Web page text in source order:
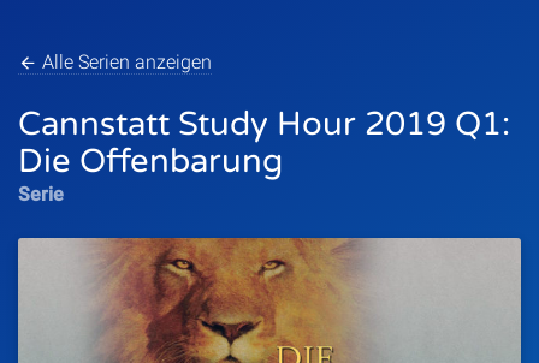
Alle Serien anzeigen
Cannstatt Study Hour 2019 Q1:
Die Offenbarung
Serie
Sprecher